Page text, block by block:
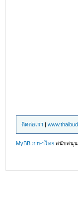
ติดต่อเรา |
MyBB ภาษาไทย สนับสนุ